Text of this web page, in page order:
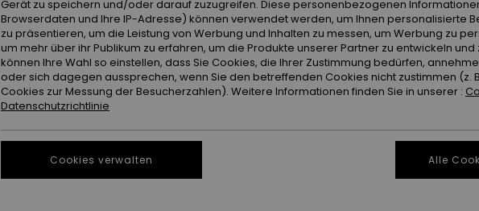
Farbe
2
Gerät zu speichern und/oder darauf zuzugreifen. Diese personenbezogenen
Browserdaten und Ihre IP-Adresse) können verwendet werden, um Ihnen personalisierte
zu präsentieren, um die Leistung von Werbung und Inhalten zu messen, um Werbung zu
um mehr über ihr Publikum zu erfahren, um die Produkte unserer Partner zu entwickeln und
können Ihre Wahl so einstellen, dass Sie Cookies, die Ihrer Zustimmung bedürfen,
oder sich dagegen aussprechen, wenn Sie den betreffenden Cookies nicht zustimmen (z.
Cookies zur Messung der Besucherzahlen). Weitere Informationen finden Sie in unserer :
Datenschutzrichtlinie
Cookies verwalten Alle